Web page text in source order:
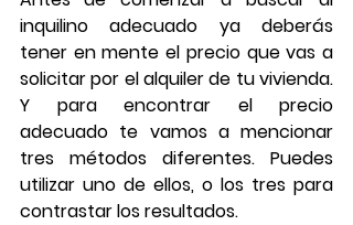
inquilino adecuado ya deberás
tener en mente el precio que vas a
solicitar por el alquiler de tu vivienda.
Y para encontrar el precio
adecuado te vamos a mencionar
tres métodos diferentes. Puedes
utilizar uno de ellos, o los tres para
contrastar los resultados.